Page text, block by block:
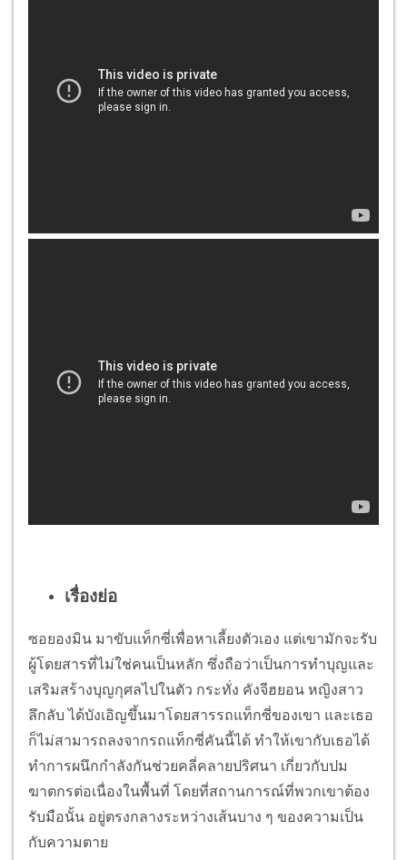
เรื่องย่อ
ซอยองมิน มาขับแท็กซี่เพื่อหาเลี้ยงตัวเอง แต่เขามักจะรับ
ผู้โดยสารที่ไม่ใช่คนเป็นหลัก ซึ่งถือว่าเป็นการทำบุญและ
เสริมสร้างบุญกุศลไปในตัว กระทั่ง คังจีฮยอน หญิงสาว
ลึกลับ ได้บังเอิญขึ้นมาโดยสารรถแท็กซี่ของเขา และเธอ
ก็ไม่สามารถลงจากรถแท็กซี่คันนี้ได้ ทำให้เขากับเธอได้
ทำการผนึกกำลังกันช่วยคลี่คลายปริศนา เกี่ยวกับปม
ฆาตกรต่อเนื่องในพื้นที่ โดยที่สถานการณ์ที่พวกเขาต้อง
รับมือนั้น อยู่ตรงกลางระหว่างเส้นบาง ๆ ของความเป็น
กับความตาย